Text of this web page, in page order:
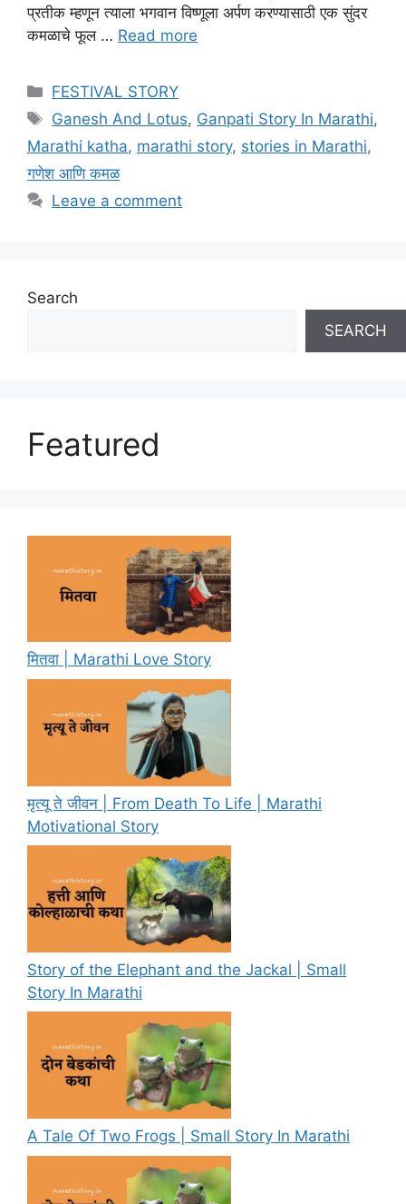
प्रतीक म्हणून त्याला भगवान विष्णूला अर्पण करण्यासाठी एक सुंदर
कमळाचे फूल … Read more
Categories
FESTIVAL STORY
Tags
Ganesh And Lotus, Ganpati Story In Marathi,
Marathi katha, marathi story, stories in Marathi,
गणेश आणि कमळ
Leave a comment
Search
SEARCH
Featured
मितवा | Marathi Love Story
मृत्यू ते जीवन | From Death To Life | Marathi
Motivational Story
Story of the Elephant and the Jackal | Small
Story In Marathi
A Tale Of Two Frogs | Small Story In Marathi